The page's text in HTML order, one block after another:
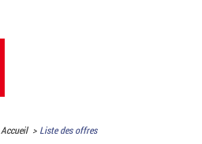
Accueil Liste des offres